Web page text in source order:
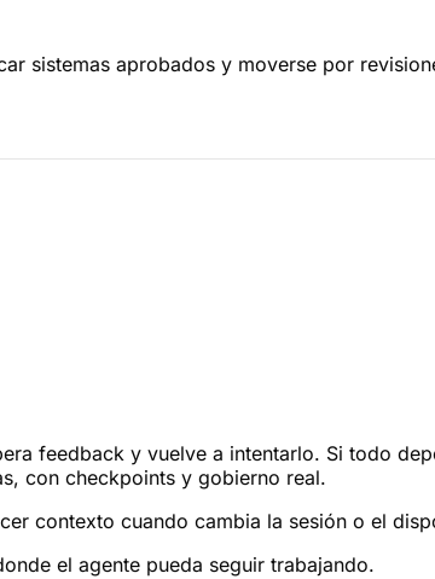
sistemas aprobados y moverse por
feedback y vuelve a intentarlo. Si todo
con checkpoints y gobierno real.
contexto cuando cambia la sesión o el
el agente pueda seguir trabajando.